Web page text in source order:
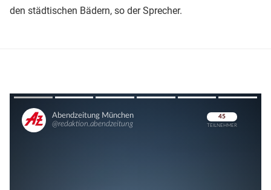
den städtischen Bädern, so der Sprecher.
Überspringen